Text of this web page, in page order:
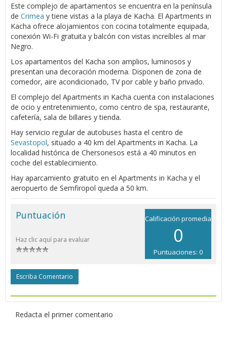
Este complejo de apartamentos se encuentra en la península
de Crimea y tiene vistas a la playa de Kacha. El Apartments in
Kacha ofrece alojamientos con cocina totalmente equipada,
conexión Wi-Fi gratuita y balcón con vistas increíbles al mar
Negro.
Los apartamentos del Kacha son amplios, luminosos y
presentan una decoración moderna. Disponen de zona de
comedor, aire acondicionado, TV por cable y baño privado.
El complejo del Apartments in Kacha cuenta con instalaciones
de ocio y entretenimiento, como centro de spa, restaurante,
cafetería, sala de billares y tienda.
Hay servicio regular de autobuses hasta el centro de
Sevastopol, situado a 40 km del Apartments in Kacha. La
localidad histórica de Chersonesos está a 40 minutos en
coche del establecimiento.
Hay aparcamiento gratuito en el Apartments in Kacha y el
aeropuerto de Semfiropol queda a 50 km.
Calificación promedia
0
Puntuaciones: 0
Puntuación
Haz clic aquí para evaluar
Escriba Comentario
Redacta el primer comentario